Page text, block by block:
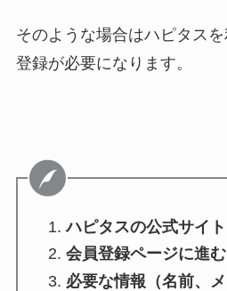
そのような場合はハピタス
登録が必要になります。
ハピタスの公式サイ
会員登録ページに進む
必要な情報（名前、